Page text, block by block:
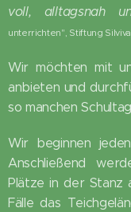
voll, alltagsnah
unterrichten", Stiftung
Wir möchten mit
anbieten und
so manchen
Wir beginnen
Anschließend
Plätze in der Stanz
Fälle das